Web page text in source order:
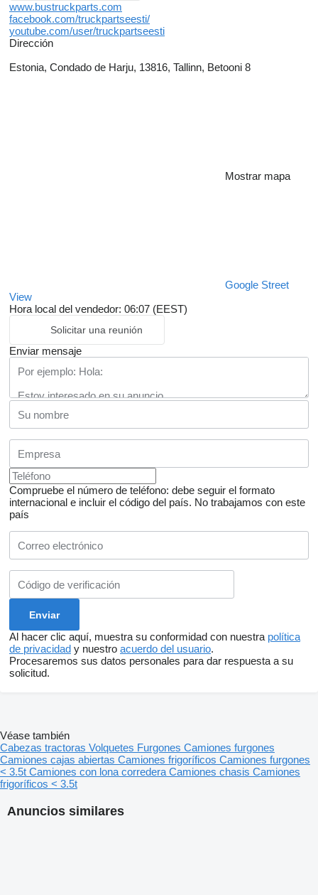
www.bustruckparts.com
facebook.com/truckpartseesti/
youtube.com/user/truckpartseesti
Dirección
Estonia, Condado de Harju, 13816, Tallinn, Betooni 8
Mostrar mapa
Google Street
View
Hora local del vendedor: 06:07 (EEST)
Solicitar una reunión
Enviar mensaje
Compruebe el número de teléfono: debe seguir el formato
internacional e incluir el código del país. No trabajamos con este
país
Al hacer clic aquí, muestra su conformidad con nuestra política
de privacidad y nuestro acuerdo del usuario.
Procesaremos sus datos personales para dar respuesta a su
solicitud.
Anuncios similares
Véase también
Cabezas tractoras Volquetes Furgones Camiones furgones
Camiones cajas abiertas Camiones frigoríficos Camiones furgones
< 3.5t Camiones con lona corredera Camiones chasis Camiones
frigoríficos < 3.5t